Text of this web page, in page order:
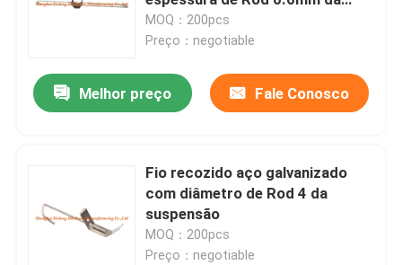
tampa do dreno de assoalho
Portal de aço
Metal que carimba as peças
suspensão
MOQ：200pcs
Preço：negotiable
Melhor preço Fale Conosco
Fio recozido aço galvanizado
com diâmetro de Rod 4 da
suspensão
MOQ：200pcs
Preço：negotiable